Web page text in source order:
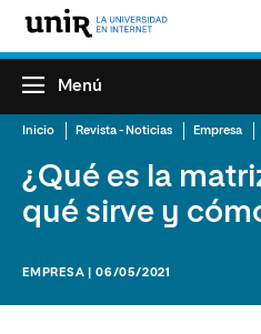
Menú
Inicio Revista - Noticias Empresa
¿Qué es la
qué sirve y
EMPRESA | 06/05/2021